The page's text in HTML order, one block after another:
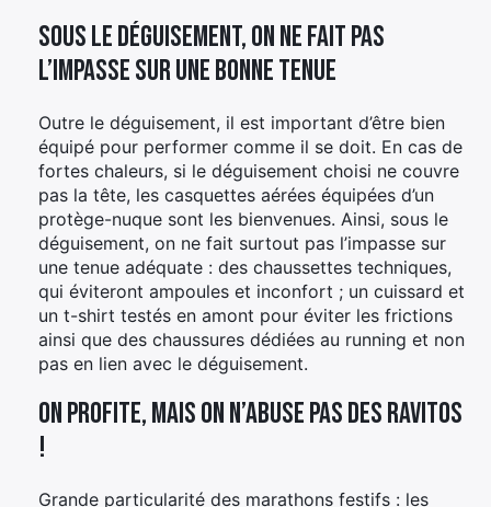
Sous le déguisement, on ne fait pas
l’impasse sur une bonne tenue
Outre le déguisement, il est important d’être bien
équipé pour performer comme il se doit. En cas de
fortes chaleurs, si le déguisement choisi ne couvre
pas la tête, les casquettes aérées équipées d’un
protège-nuque sont les bienvenues. Ainsi, sous le
déguisement, on ne fait surtout pas l’impasse sur
une tenue adéquate : des chaussettes techniques,
qui éviteront ampoules et inconfort ; un cuissard et
un t-shirt testés en amont pour éviter les frictions
ainsi que des chaussures dédiées au running et non
pas en lien avec le déguisement.
On profite, mais on n’abuse pas des ravitos
!
Grande particularité des marathons festifs : les